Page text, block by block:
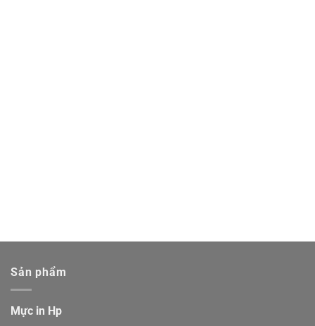
Sản phẩm
Mực in Hp